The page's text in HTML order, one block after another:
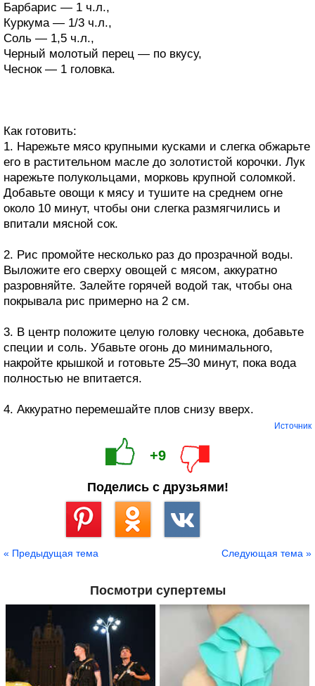
Барбарис — 1 ч.л.,
Куркума — 1/3 ч.л.,
Соль — 1,5 ч.л.,
Черный молотый перец — по вкусу,
Чеснок — 1 головка.
Как готовить:
1. Нарежьте мясо крупными кусками и слегка обжарьте
его в растительном масле до золотистой корочки. Лук
нарежьте полукольцами, морковь крупной соломкой.
Добавьте овощи к мясу и тушите на среднем огне
около 10 минут, чтобы они слегка размягчились и
впитали мясной сок.
2. Рис промойте несколько раз до прозрачной воды.
Выложите его сверху овощей с мясом, аккуратно
разровняйте. Залейте горячей водой так, чтобы она
покрывала рис примерно на 2 см.
3. В центр положите целую головку чеснока, добавьте
специи и соль. Убавьте огонь до минимального,
накройте крышкой и готовьте 25–30 минут, пока вода
полностью не впитается.
4. Аккуратно перемешайте плов снизу вверх.
Источник
+9
Поделись с друзьями!
« Предыдущая тема Следующая тема »
Посмотри супертемы